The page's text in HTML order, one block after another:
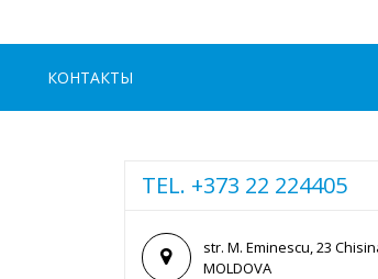
КОНТАКТЫ
TEL. +373 22 224405
str. M. Eminescu, 23
MOLDOVA